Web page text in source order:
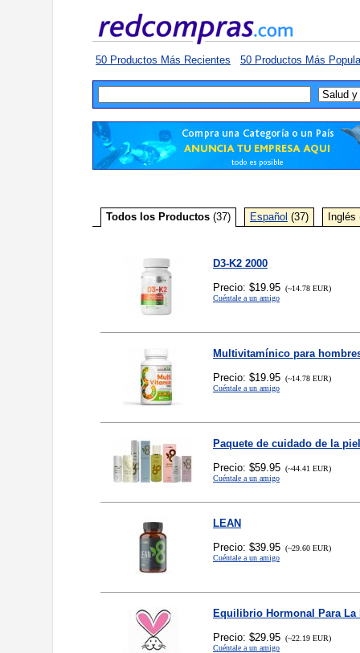
50 Productos Más Recientes 50 Productos Más
Todos los Productos (37) Español (37)
D3-K2 2000
Precio: $19.95 (~14.78 EUR)
Cuéntale a un amigo
Multivitamínico para
Precio: $19.95 (~14.78 EUR)
Cuéntale a un amigo
Paquete de cuidado de la piel
Precio: $59.95 (~44.41 EUR)
Cuéntale a un amigo
LEAN
Precio: $39.95 (~29.60 EUR)
Cuéntale a un amigo
Equilibrio Hormonal Para La
Precio: $29.95 (~22.19 EUR)
Cuéntale a un amigo